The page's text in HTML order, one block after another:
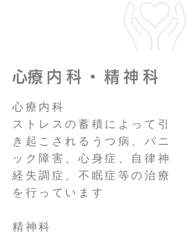
​心療内科・精神科
心療内科
ストレスの蓄積によって引
き起こされるうつ病、パニ
ック障害、心身症、自律神
経失調症、不眠症等の治療
を行っています
​精神科